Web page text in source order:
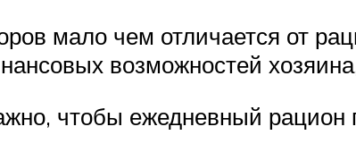
мало чем отличается от
возможностей
чтобы ежедневный рацион